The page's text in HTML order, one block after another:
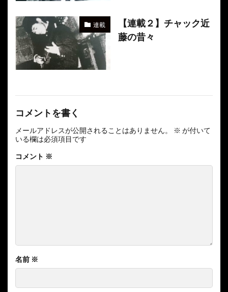
連載
【連載２】チャック近
藤の昔々
コメントを書く
メールアドレスが公開されることはありません。 ※ が付いて
いる欄は必須項目です
コメント ※
名前 ※